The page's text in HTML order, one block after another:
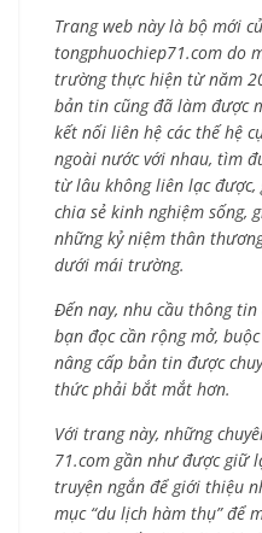
Trang web này là bộ mới
tongphuochiep71.com do
trường thực hiện từ năm
bản tin cũng đã làm được
kết nối liên hệ các thế hệ
ngoài nước với nhau, tìm
từ lâu không liên lạc được,
chia sẻ kinh nghiệm sống,
những kỷ niệm thân
dưới mái trường.
Đến nay, nhu cầu thông
bạn đọc cần rộng mở,
nâng cấp bản tin được
thức phải bắt mắt hơn.
Với trang này, những
71.com gần như được giữ
truyện ngắn để giới thiệu
mục “du lịch hàm thụ” để